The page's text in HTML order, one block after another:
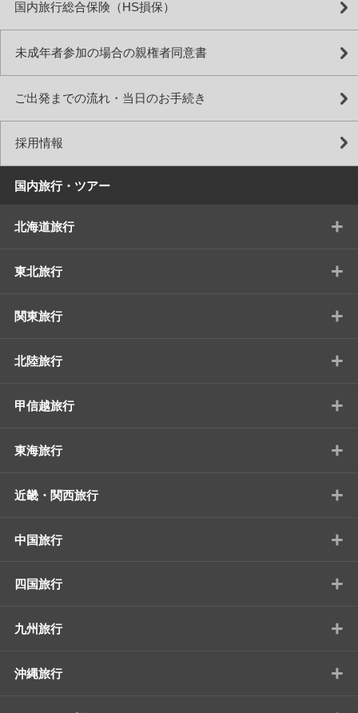
国内旅行総合保険（HS損保）
未成年者参加の場合の親権者同意書
ご出発までの流れ・当日のお手続き
採用情報
国内旅行・ツアー
北海道旅行 +
東北旅行 +
関東旅行 +
北陸旅行 +
甲信越旅行 +
東海旅行 +
近畿・関西旅行 +
中国旅行 +
四国旅行 +
九州旅行 +
沖縄旅行 +